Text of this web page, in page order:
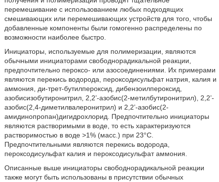
перемешивание с использованием любых подходящих
смешивающих или перемешивающих устройств для того, чтобы
добавленные компоненты были гомогенно распределены по
возможности наиболее быстро.
Инициаторы, используемые для полимеризации, являются
обычными инициаторами свободнорадикальной реакции,
предпочтительно пероксо- или азосоединениями. Их примерами
являются перекись водорода, пероксодисульфат натрия, калия и
аммония, ди-трет-бутилпероксид, дибензоилпероксид,
азобисизобутиронитрил, 2,2’-азобис(2-метилбутиронитрил), 2,2’-
азобис(2,4-диметилвалеронитрил) и 2,2’-азобис(2-
амидинопропан)дигидрохлорид. Предпочтительно инициаторы
являются растворимыми в воде, то есть характеризуются
растворимостью в воде >1% (масс.) при 23°C.
Предпочтительными являются перекись водорода,
пероксодисульфат калия и пероксодисульфат аммония.
Описанные выше инициаторы свободнорадикальной реакции
также могут быть использованы в присутствии обычных